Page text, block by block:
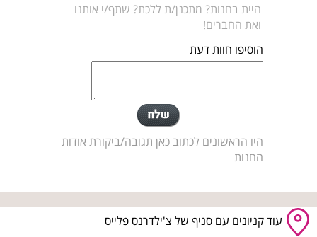
היית בחנות? מתכנן/ת ללכת? שתף/י אותנו
ואת החברים!
הוסיפו חוות דעת
היו הראשונים לכתוב כאן תגובה/ביקורת אודות
החנות
עוד קניונים עם סניף של צ'ילדרנס פלייס